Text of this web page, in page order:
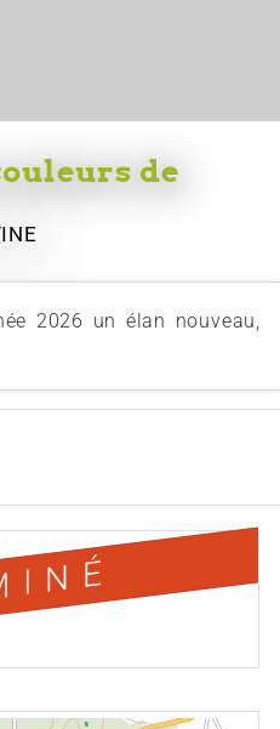
de
2026 un élan nouveau,